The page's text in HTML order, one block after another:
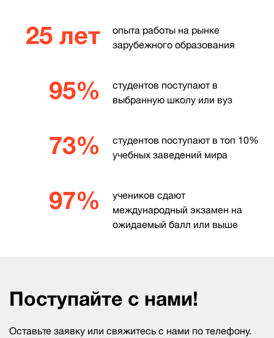
25 лет
опыта работы на рынке
зарубежного образования
95%
студентов поступают в
выбранную школу или вуз
73%
студентов поступают в топ 10%
учебных заведений мира
97%
учеников сдают
международный экзамен на
ожидаемый балл или выше
Поступайте с нами!
Оставьте заявку или свяжитесь с нами по телефону.